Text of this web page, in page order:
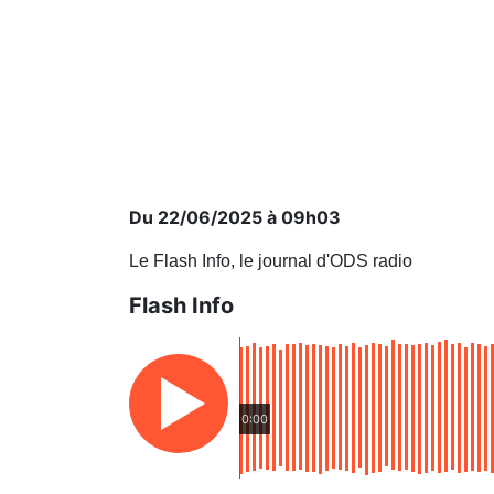
Du 22/06/2025 à 09h03
Le Flash Info, le journal d'ODS radio
Flash Info
0:00